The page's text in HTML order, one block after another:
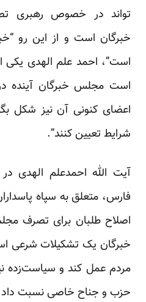
تواند در خصوص رهبری
خبرگان است و از این رو
است”، احمد علم الهدی
است مجلس خبرگان آینده
اعضای کنونی آن نیز شکل
شرایط تعیین کنند”.
آیت الله احمدعلم الهدی
فارس، متعلق به سپاه
اصلاح طلبان برای تصرف
خبرگان یک تشکیلات شرعی
مردم عمل کند و سیاست‌زده
حزب و جناح خاصی نسبت